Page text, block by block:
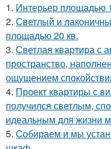
1. Интерьер площадью
2. Светлый и
площадью 20 кв.
3. Светлая квартира с
пространство,
ощущением
4. Проект квартиры с
получился светлым,
идеальным для жизни
5. Собираем и мы